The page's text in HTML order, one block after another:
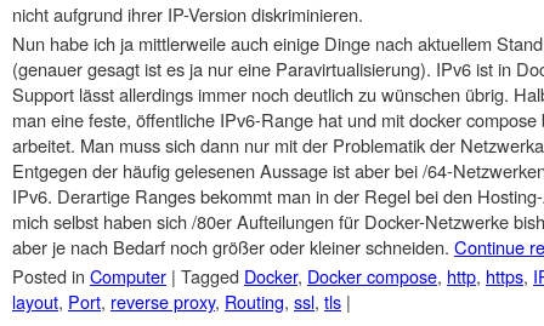
nicht aufgrund ihrer IP-Version diskriminieren.
Nun habe ich ja mittlerweile auch einige Dinge nach aktuellem
(genauer gesagt ist es ja nur eine Paravirtualisierung). IPv6 ist in
Support lässt allerdings immer noch deutlich zu wünschen übrig.
man eine feste, öffentliche IPv6-Range hat und mit docker
arbeitet. Man muss sich dann nur mit der Problematik der
Entgegen der häufig gelesenen Aussage ist aber bei /64-
IPv6. Derartige Ranges bekommt man in der Regel bei den
mich selbst haben sich /80er Aufteilungen für Docker-Netzwerke
aber je nach Bedarf noch größer oder kleiner schneiden. Continue
Posted in Computer | Tagged Docker, Docker compose, http, https,
layout, Port, reverse proxy, Routing, ssl, tls |